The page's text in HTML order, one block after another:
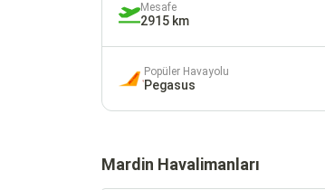
Mesafe
2915 km
Popüler Havayolu
Pegasus
Mardin Havalimanları